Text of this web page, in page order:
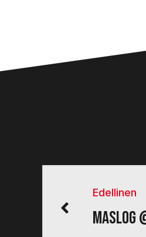
Edellinen
Maslog